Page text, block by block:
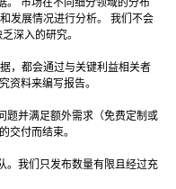
发展情况进行分析。 我们不会
深入的研究。
，都会通过与关键利益相关者
资料来编写报告。
题并满足额外需求（免费定制或
交付而结束。
。我们只发布数量有限且经过充